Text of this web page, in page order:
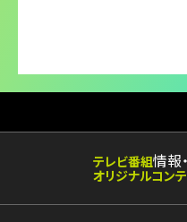
テレビ番組情報
オリジナルコン